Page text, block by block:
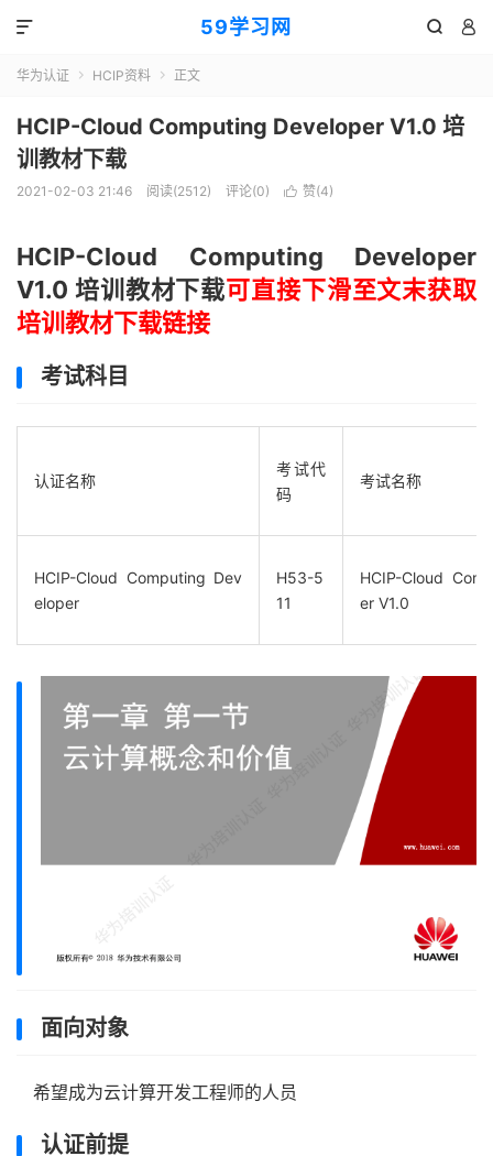
59学习网  

华为认证  HCIP资料  正文
HCIP-Cloud Computing Developer V1.0 培
训教材下载
2021-02-03 21:46 阅读(2512) 评论(0)  赞(4)
HCIP-Cloud Computing Developer
V1.0 培训教材下载可直接下滑至文末获取
培训教材下载链接
考试科目
认证名称
考试代
码
考试名称
HCIP-Cloud Computing Dev
eloper
H53-5
11
HCIP-Cloud
er V1.0
面向对象
希望成为云计算开发工程师的人员
认证前提